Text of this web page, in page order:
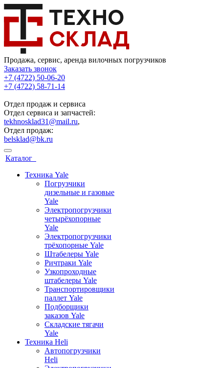
Продажа, сервис, аренда вилочных погрузчиков
Заказать звонок
+7 (4722) 50-06-20
+7 (4722) 58-71-14
Отдел продаж и сервиса
Отдел сервиса и запчастей:
tekhnosklad31@mail.ru,
Отдел продаж:
belsklad@bk.ru
Каталог
Техника Yale
Погрузчики
дизельные и газовые
Yale
Электропогрузчики
четырёхопорные
Yale
Электропогрузчики
трёхопорные Yale
Штабелеры Yale
Ричтраки Yale
Узкопроходные
штабелеры Yale
Транспортировщики
паллет Yale
Подборщики
заказов Yale
Складские тягачи
Yale
Техника Heli
Автопогрузчики
Heli